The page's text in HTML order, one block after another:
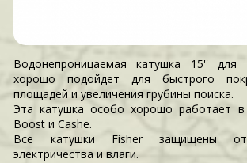
Водонепроницаемая катушка 15'' для
хорошо подойдет для быстрого
площадей и увеличения грубины поиска.
Эта катушка особо хорошо работает
Boost и Cashе.
Все катушки Fisher защищены от
электричества и влаги.